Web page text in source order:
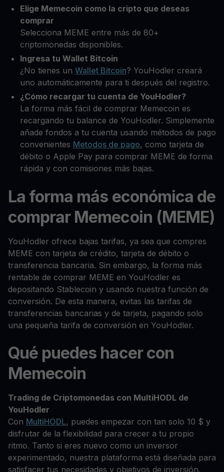
Elige Memecoin como la cripto que deseas
comprar
Selecciona MEME entre más de 80+
criptomonedas disponibles.
Ingresa tu Wallet Bitcoin
¿No tienes un Wallet Bitcoin? YouHodler creará
uno automáticamente para ti después del registro.
¿Cómo recargar tu cuenta de YouHodler?
La forma más fácil de comprar Memecoin es
recargando tu balance de YouHodler. Simplemente
añade fondos a tu cuenta usando métodos de pago
convenientes Metodos de pago, como tarjeta de
débito o Apple Pay para comprar MEME de forma
rápida y con comisiones más bajas.
La forma más económica de
comprar Memecoin (MEME)
YouHodler ofrece bajas tarifas, ya sea que compres
MEME con tarjeta de crédito, tarjeta de débito o
transferencia bancaria. Sin embargo, la forma más
rentable de comprar MEME en YouHodler es
depositando Stablecoin y usando nuestra función de
conversión. De esta manera, evitas las tarifas de
transferencias bancarias y de tarjeta, pagando solo
una pequeña tarifa de conversión en YouHodler.
Qué puedes hacer con
Memecoin
Trading de Criptomonedas con MultiHODL de
YouHodler
Con MultiHODL, puedes empezar con tan solo 10 $ y
disfrutar de la flexibilidad para crecer a tu propio
ritmo. Tanto si eres nuevo como un inversor
experimentado, nuestra plataforma está diseñada para
satisfacer tus necesidades y objetivos de inversión.